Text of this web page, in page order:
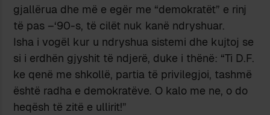
gjallërua dhe më e egër me “demokratët” e rinj
të pas –‘90-s, të cilët nuk kanë ndryshuar.
Isha i vogël kur u ndryshua sistemi dhe kujtoj se
si i erdhën gjyshit të ndjerë, duke i thënë: “Ti D.F.
ke qenë me shkollë, partia të privilegjoi, tashmë
është radha e demokratëve. O kalo me ne, o do
heqësh të zitë e ullirit!”